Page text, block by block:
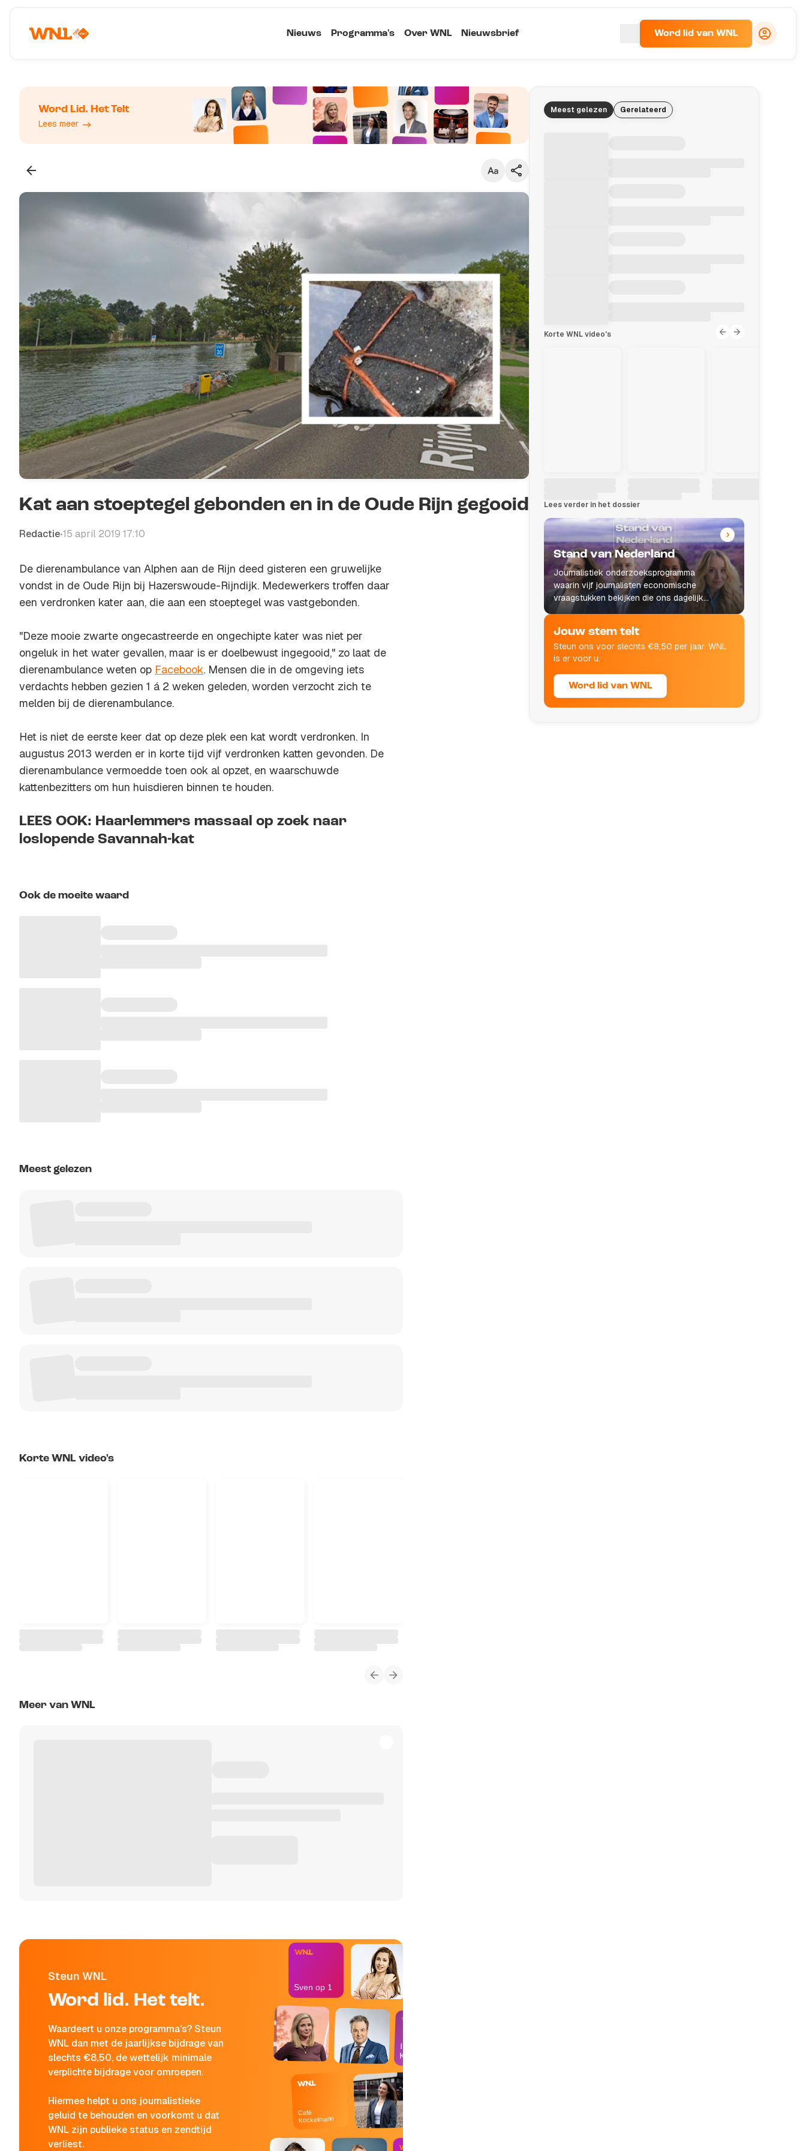
Nieuws Programma's Over WNL Nieuwsbrief Word lid van WNL
Word Lid. Het Telt
Lees meer
Kat aan stoeptegel gebonden en in de Oude Rijn gegooid
Redactie•15 april 2019 17:10
De dierenambulance van Alphen aan de Rijn deed gisteren een gruwelijke
vondst in de Oude Rijn bij Hazerswoude-Rijndijk. Medewerkers troffen daar
een verdronken kater aan, die aan een stoeptegel was vastgebonden.
"Deze mooie zwarte ongecastreerde en ongechipte kater was niet per
ongeluk in het water gevallen, maar is er doelbewust ingegooid," zo laat de
dierenambulance weten op Facebook. Mensen die in de omgeving iets
verdachts hebben gezien 1 á 2 weken geleden, worden verzocht zich te
melden bij de dierenambulance.
Het is niet de eerste keer dat op deze plek een kat wordt verdronken. In
augustus 2013 werden er in korte tijd vijf verdronken katten gevonden. De
dierenambulance vermoedde toen ook al opzet, en waarschuwde
kattenbezitters om hun huisdieren binnen te houden.
LEES OOK: Haarlemmers massaal op zoek naar
loslopende Savannah-kat
Ook de moeite waard
Meest gelezen
Korte WNL video's
Meer van WNL
Steun WNL
Word lid. Het telt.
Waardeert u onze programma's? Steun
WNL dan met de jaarlijkse bijdrage van
slechts €8,50, de wettelijk minimale
verplichte bijdrage voor omroepen.
Hiermee helpt u ons journalistieke
geluid te behouden en voorkomt u dat
WNL zijn publieke status en zendtijd
verliest.
Café
Kockelmann
In de
Kantine
Sven op 1
Meest gelezen Gerelateerd
Korte WNL video's
Lees verder in het dossier
Stand van Nederland
Journalistiek onderzoeksprogramma
waarin vijf journalisten economische
vraagstukken bekijken die ons dagelijks
leven raken.
Jouw stem telt
Steun ons voor slechts €8,50 per jaar. WNL
is er voor u.
Word lid van WNL